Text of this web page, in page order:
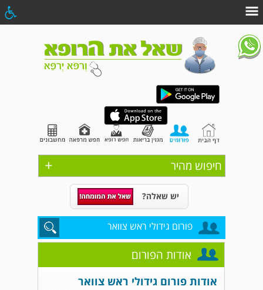
+ חיפוש מהיר
יש שאלה?
פורום גידולי ראש צוואר
אודות הפורום
אודות פורום גידולי ראש צוואר